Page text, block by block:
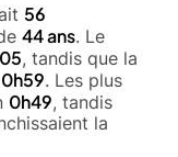
56
44 ans. Le
, tandis que la
0h59. Les plus
0h49, tandis
la